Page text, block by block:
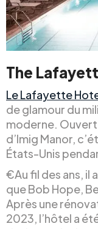
The
Le Lafayette
de glamour du
moderne. Ouvert
d’Imig Manor,
États-Unis
€Au fil des ans, il
que Bob Hope,
Après une
2023, l’hôtel a